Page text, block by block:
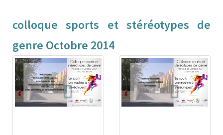
colloque sports et stéréotypes de
genre Octobre 2014